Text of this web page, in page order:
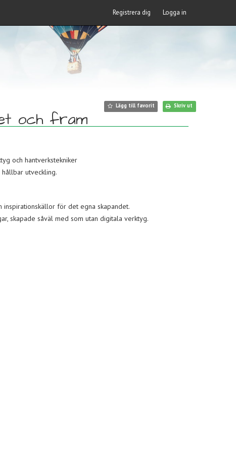
Registrera dig Logga in
Lägg till favorit Skriv ut
och fram
och hantverkstekniker
utveckling.
inspirationskällor för det egna skapandet.
skapade såväl med som utan digitala verktyg.